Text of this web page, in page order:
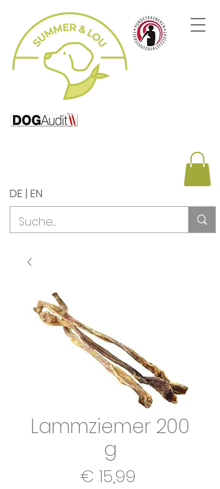
DE | EN
Lammziemer 200
g
€ 15,99